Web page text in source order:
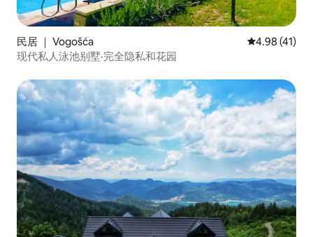
民居 ｜ Vogošća 平均评分
4.98 (41)
现代私人泳池别墅·完全隐私和花园